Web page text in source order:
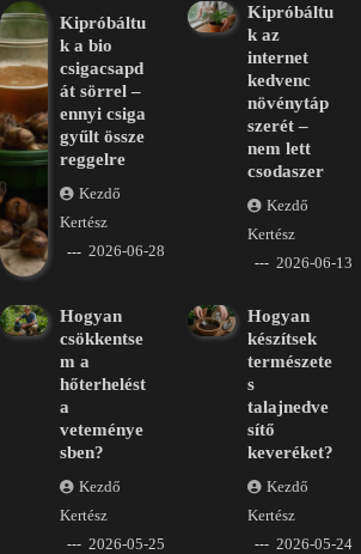
Kipróbáltu
k a bio
csigacsapd
át sörrel –
ennyi csiga
gyűlt össze
reggelre
Kezdő
Kertész
2026-06-28
Kipróbáltu
k az
internet
kedvenc
növénytáp
szerét –
nem lett
csodaszer
Kezdő
Kertész
2026-06-13
Hogyan
csökkentse
m a
hőterhelést
a
veteménye
sben?
Kezdő
Kertész
2026-05-25
Hogyan
készítsek
természete
s
talajnedve
sítő
keveréket?
Kezdő
Kertész
2026-05-24